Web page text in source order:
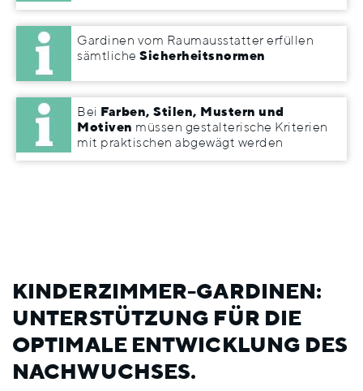
Gardinen vom Raumausstatter erfüllen
sämtliche Sicherheitsnormen
Bei Farben, Stilen, Mustern und
Motiven müssen gestalterische Kriterien
mit praktischen abgewägt werden
KINDERZIMMER-GARDINEN:
UNTERSTÜTZUNG FÜR DIE
OPTIMALE ENTWICKLUNG DES
NACHWUCHSES.